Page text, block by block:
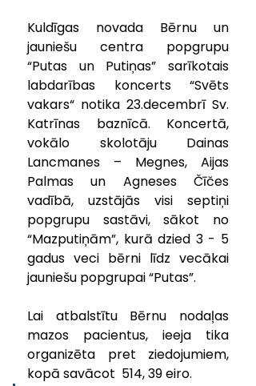
Kuldīgas novada Bērnu un
jauniešu centra popgrupu
“Putas un Putiņas” sarīkotais
labdarības koncerts “Svēts
vakars“ notika 23.decembrī Sv.
Katrīnas baznīcā. Koncertā,
vokālo skolotāju Dainas
Lancmanes – Megnes, Aijas
Palmas un Agneses Čīčes
vadībā, uzstājās visi septiņi
popgrupu sastāvi, sākot no
“Mazputiņām”, kurā dzied 3 - 5
gadus veci bērni līdz vecākai
jauniešu popgrupai “Putas”.
Lai atbalstītu Bērnu nodaļas
mazos pacientus, ieeja tika
organizēta pret ziedojumiem,
kopā savācot  514, 39 eiro.